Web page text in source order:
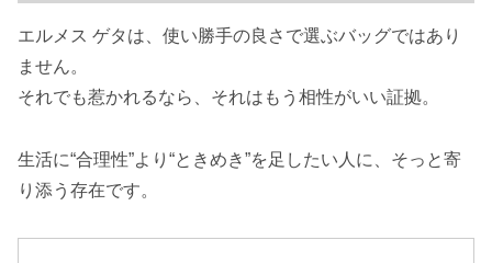
エルメス ゲタは、使い勝手の良さで選ぶバッグではあり
ません。
それでも惹かれるなら、それはもう相性がいい証拠。
生活に“合理性”より“ときめき”を足したい人に、そっと寄
り添う存在です。